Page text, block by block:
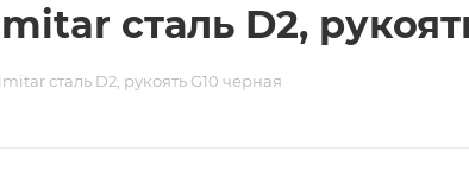
сталь D2,
сталь D2, рукоять G10 черная